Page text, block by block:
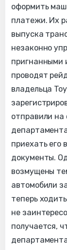
оформить
платежи. Их
выпуска
незаконно
пригнанными
проводят
владельца
отправили на
приехать его
документы.
возмущены
автомобили
теперь
не
получается,